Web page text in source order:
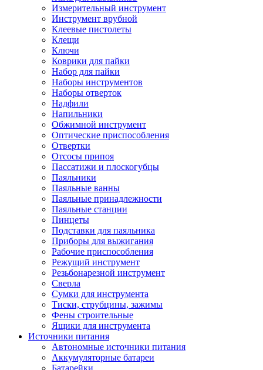
Измерительный инструмент
Инструмент врубной
Клеевые пистолеты
Клещи
Ключи
Коврики для пайки
Набор для пайки
Наборы инструментов
Наборы отверток
Надфили
Напильники
Обжимной инструмент
Оптические приспособления
Отвертки
Отсосы припоя
Пассатижи и плоскогубцы
Паяльники
Паяльные ванны
Паяльные принадлежности
Паяльные станции
Пинцеты
Подставки для паяльника
Приборы для выжигания
Рабочие приспособления
Режущий инструмент
Резьбонарезной инструмент
Сверла
Сумки для инструмента
Тиски, струбцины, зажимы
Фены строительные
Ящики для инструмента
Источники питания
Автономные источники питания
Аккумуляторные батареи
Батарейки